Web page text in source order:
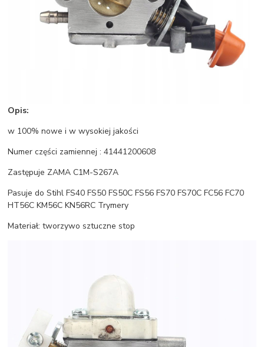
Opis:
w 100% nowe i w wysokiej jakości
Numer części zamiennej : 41441200608
Zastępuje ZAMA C1M-S267A
Pasuje do Stihl FS40 FS50 FS50C FS56 FS70 FS70C FC56 FC70
HT56C KM56C KN56RC Trymery
Materiał: tworzywo sztuczne stop